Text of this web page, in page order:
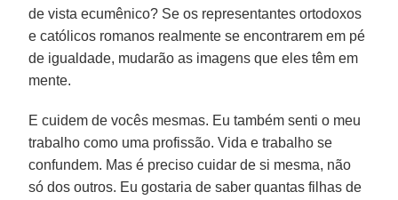
de vista ecumênico? Se os representantes ortodoxos
e católicos romanos realmente se encontrarem em pé
de igualdade, mudarão as imagens que eles têm em
mente.
E cuidem de vocês mesmas. Eu também senti o meu
trabalho como uma profissão. Vida e trabalho se
confundem. Mas é preciso cuidar de si mesma, não
só dos outros. Eu gostaria de saber quantas filhas de